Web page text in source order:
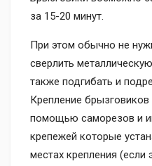
за 15-20 минут.
При этом обычно не
сверлить
также подгибать и
Крепление
помощью саморезов и
крепежей которые
местах крепления (если